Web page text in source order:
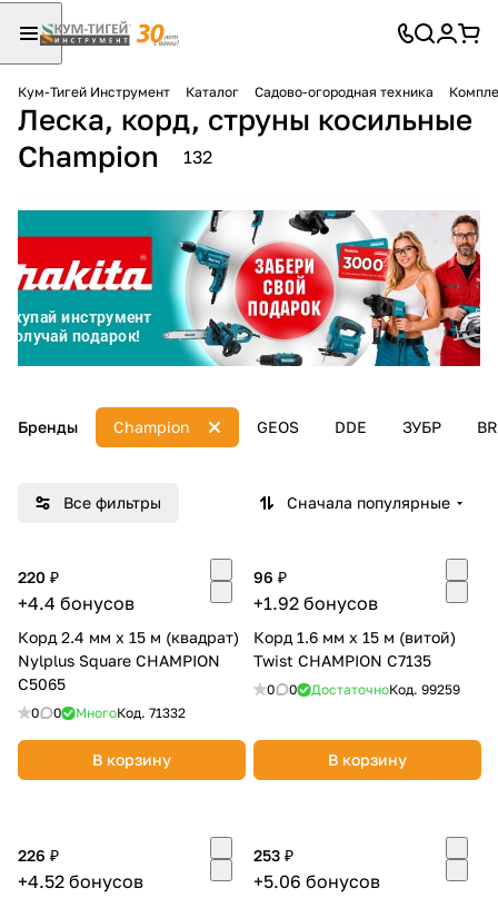
Кум-Тигей Инструмент Каталог Садово-огородная техника
Леска, корд, струны косильные
Champion
132
Бренды GEOS DDE ЗУБР
Champion
Все фильтры Сначала популярные
220 ₽
+4.4 бонусов
Корд 2.4 мм х 15 м (квадрат)
Nylplus Square CHAMPION
С5065
0 0 МногоКод. 71332
В корзину
96 ₽
+1.92 бонусов
Корд 1.6 мм х 15 м (витой)
Twist CHAMPION C7135
0 0 ДостаточноКод. 99259
В корзину
226 ₽
+4.52 бонусов
253 ₽
+5.06 бонусов
Для клиентов всех банков
Разбейте
оплатуна части
без переплат
График платежей
25%
Оплачивайте сегодня только
25% картой любого банка
выбранный способом
75% будут
с вашей карты
по25%каждые 2 недели